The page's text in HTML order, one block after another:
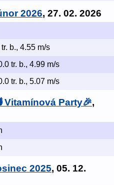
2026, 27. 02. 2026
b., 4.55 m/s
tr. b., 4.99 m/s
tr. b., 5.07 m/s
Party🎉,
2025, 05. 12.